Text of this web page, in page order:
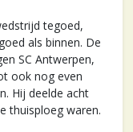
tegoed,
als binnen. De
SC Antwerpen,
ook nog even
Hij deelde acht
thuisploeg waren.